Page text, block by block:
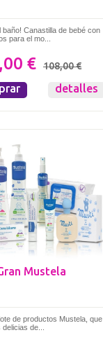
baño! Canastilla de bebé con
para el mo...
€ 108,00 €
detalles
Mustela
de productos Mustela, que
de...